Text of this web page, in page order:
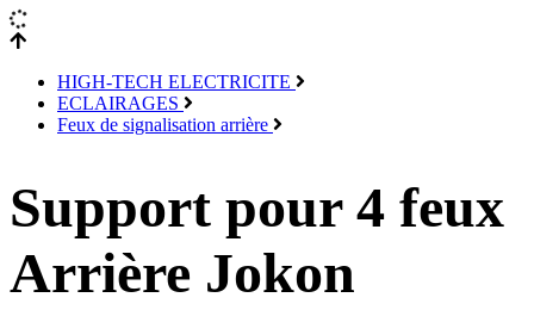
HIGH-TECH ELECTRICITE
ECLAIRAGES
Feux de signalisation arrière
Support pour 4 feux
Arrière Jokon